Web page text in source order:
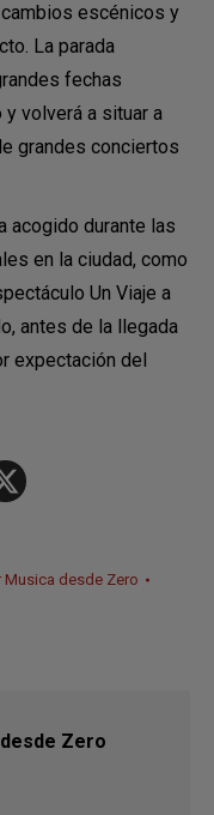
escénicos y
La parada
fechas
volverá a situar a
grandes conciertos
acogido durante las
en la ciudad, como
Un Viaje a
antes de la llegada
expectación del
Musica desde Zero
Zero